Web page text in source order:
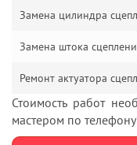
Замена цилиндра
Замена штока
Ремонт актуатора
Стоимость работ
мастером по